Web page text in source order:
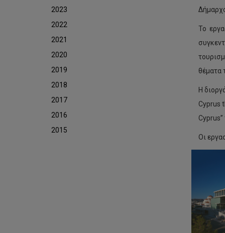
2023
2022
2021
2020
2019
2018
2017
2016
2015
Το
θέματα
Η
Cyprus
Οι